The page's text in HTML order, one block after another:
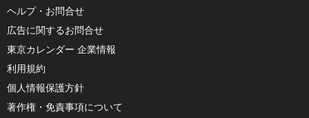
ヘルプ・お問合せ
広告に関するお問合せ
東京カレンダー 企業情報
利用規約
個人情報保護方針
著作権・免責事項について